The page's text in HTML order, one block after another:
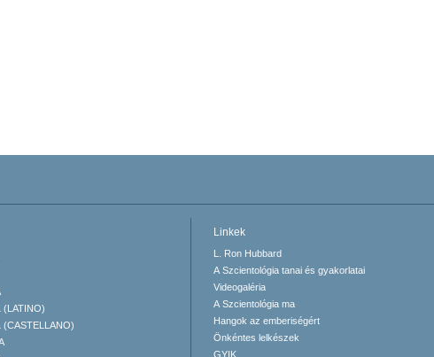
(LATINO)
(CASTELLANO)
Linkek
L. Ron Hubbard
A Szcientológia tanai és gyakorlatai
Videogaléria
A Szcientológia ma
Hangok az emberiségért
Önkéntes lelkészek
GYIK